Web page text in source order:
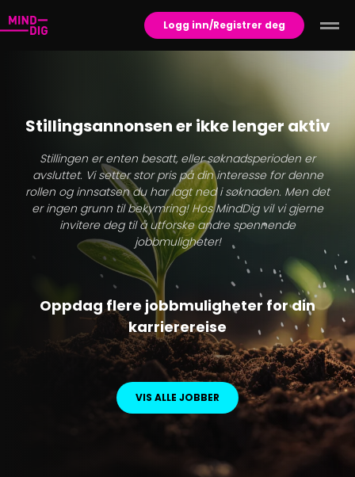
Logg inn/Registrer deg
Stillingsannonsen er ikke lenger aktiv
Stillingen er enten besatt, eller søknadsperioden er
avsluttet. Vi setter stor pris på din interesse for denne
rollen og innsatsen du har lagt ned i søknaden. Men det
er ingen grunn til bekymring! Hos MindDig vil vi gjerne
invitere deg til å utforske andre spennende
jobbmuligheter!
Oppdag flere jobbmuligheter for din
karrierereise
VIS ALLE JOBBER